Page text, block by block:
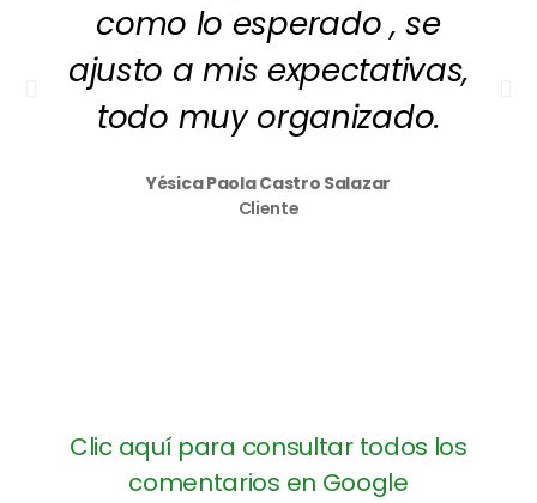
como lo esperado , se
ajusto a mis expectativas,
todo muy organizado.
Yésica Paola Castro Salazar
Cliente
Clic aquí para consultar todos los
comentarios en Google